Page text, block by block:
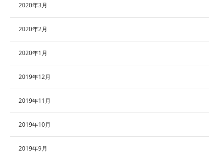
2020年3月
2020年2月
2020年1月
2019年12月
2019年11月
2019年10月
2019年9月